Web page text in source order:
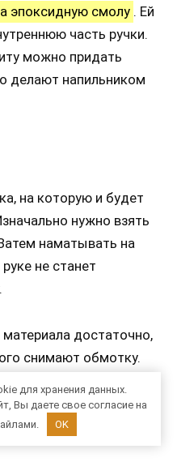
эпоксидную смолу . Ей
часть ручки.
можно придать
делают напильником
на которую и будет
нужно взять
наматывать на
не станет
достаточно,
снимают обмотку.
а затем снова
только более
итоговый вариант
для хранения данных.
Вы даете свое согласие на
OK